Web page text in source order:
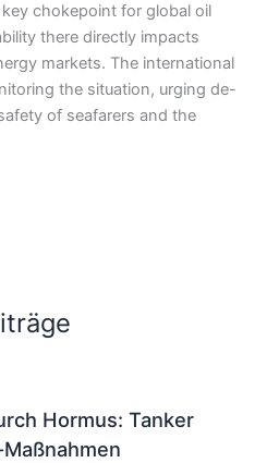
chokepoint for global oil
there directly impacts
markets. The international
the situation, urging de-
of seafarers and the
Hormus: Tanker